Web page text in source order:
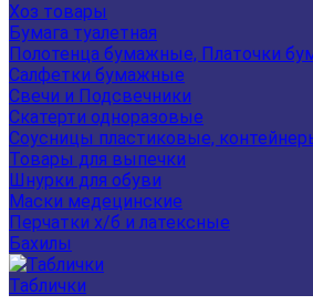
Хоз товары
Бумага туалетная
Полотенца бумажные, Платочки
Салфетки бумажные
Свечи и Подсвечники
Скатерти одноразовые
Соусницы пластиковые,
Товары для выпечки
Шнурки для обуви
Маски медецинские
Перчатки х/б и латексные
Бахилы
Таблички